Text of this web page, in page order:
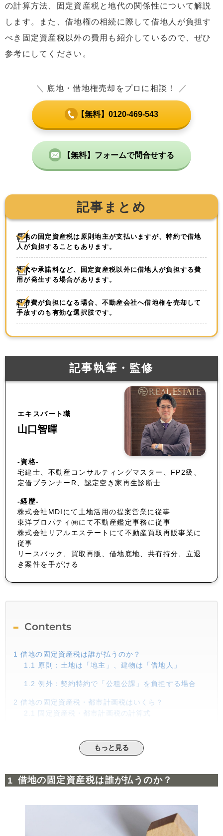
の計算方法、固定資産税と地代の関係性について解説
します。また、借地権の相続に際して借地人が負担す
べき固定資産税以外の費用も紹介しているので、ぜひ
参考にしてください。
＼ 底地・借地権売却をプロに相談！ ／
【無料】0120-469-543
【無料】フォームで問合せする
記事まとめ
借地の固定資産税は原則地主が支払いますが、特約で借地
人が負担することもあります。
地代や承諾料など、固定資産税以外に借地人が負担する費
用が発生する場合があります。
維持費が負担になる場合、不動産会社へ借地権を売却して
手放すのも有効な選択肢です。
記事執筆・監修
エキスパート職
山口智暉
-資格-
宅建士、不動産コンサルティングマスター、FP2級、
定借プランナーR、認定空き家再生診断士
-経歴-
株式会社MDIにて土地活用の提案営業に従事
東洋プロパティ㈱にて不動産鑑定事務に従事
株式会社リアルエステートにて不動産買取再販事業に
従事
リースバック、買取再販、借地底地、共有持分、立退
き案件を手がける
Contents
1 借地の固定資産税は誰が払うのか？
1.1 原則：土地は「地主」、建物は「借地人」
1.2 例外：契約特約で「公租公課」を負担する場合
2 借地の固定資産税・都市計画税はいくら？
2.1
固定資産税・都市計画税の計算式
借地の固定資産税と地代の関係
倍
【見落としがち】借地人が負担するその他の費用
建て替え・増改築・売却時にかかる「承諾料」
もっと見る
借地の固定資産税は誰が払うのか？